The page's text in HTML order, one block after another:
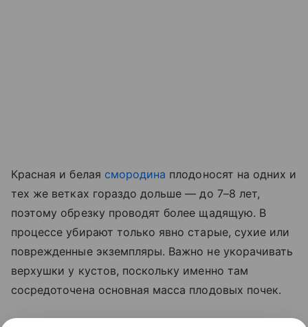
Красная и белая смородина плодоносят на одних и
тех же ветках гораздо дольше — до 7–8 лет,
поэтому обрезку проводят более щадящую. В
процессе убирают только явно старые, сухие или
поврежденные экземпляры. Важно не укорачивать
верхушки у кустов, поскольку именно там
сосредоточена основная масса плодовых почек.